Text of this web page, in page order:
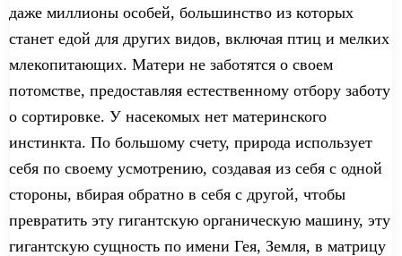
даже миллионы особей, большинство из которых
станет едой для других видов, включая птиц и мелких
млекопитающих. Матери не заботятся о своем
потомстве, предоставляя естественному отбору заботу
о сортировке. У насекомых нет материнского
инстинкта. По большому счету, природа использует
себя по своему усмотрению, создавая из себя с одной
стороны, вбирая обратно в себя с другой, чтобы
превратить эту гигантскую органическую машину, эту
гигантскую сущность по имени Гея, Земля, в матрицу